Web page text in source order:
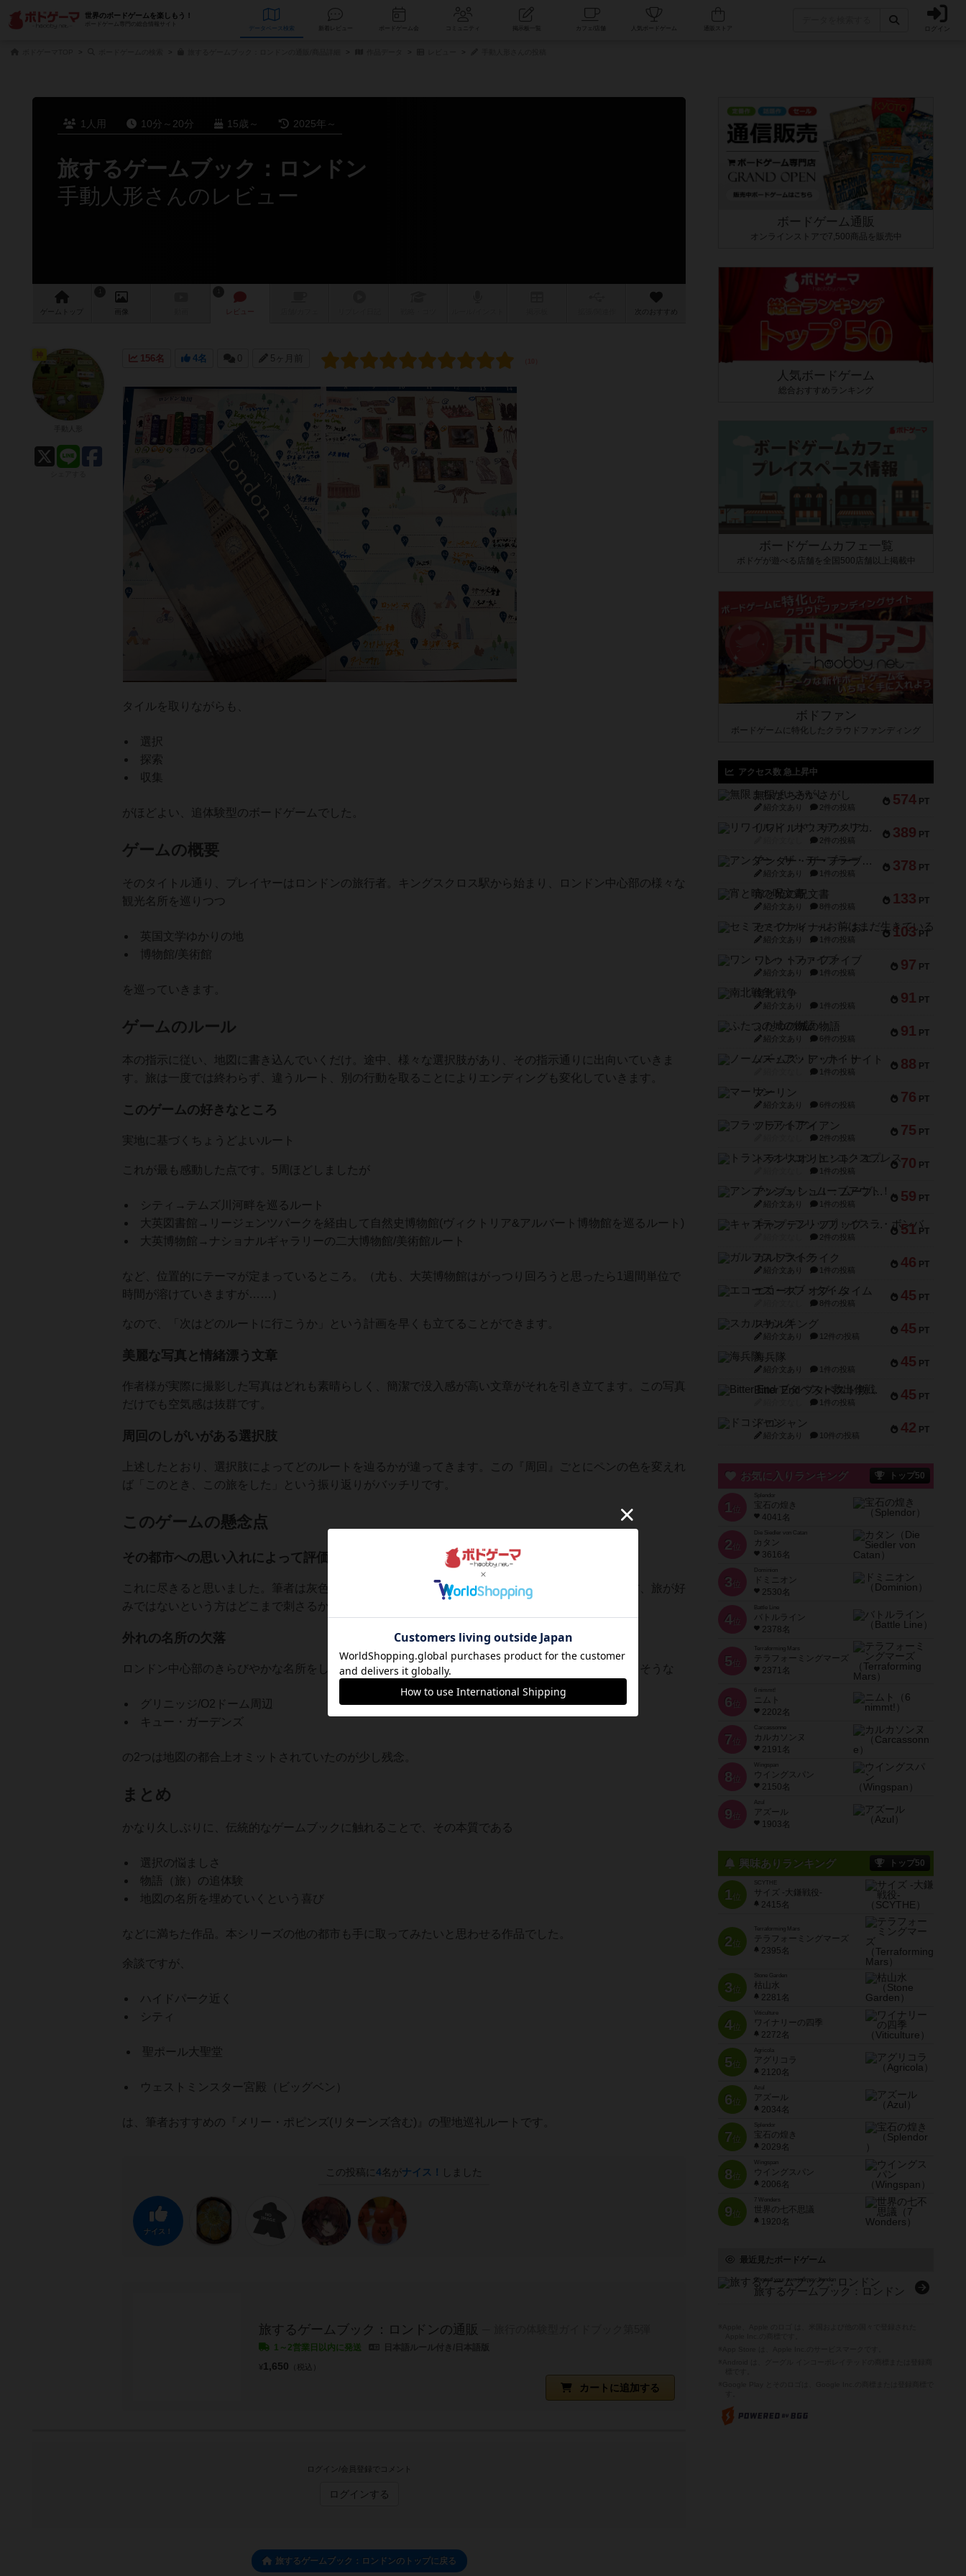
世界のボードゲームを楽しもう！
ボードゲーム専門の総合情報サイト
データベース コミュニティ 人気ボードゲーム ログイン
1人用 10分～20分 15歳～ 2025年～
旅するゲームブック：ロンドン
手動人形さんのレビュー
ゲーム 画像 レビュー 次のおすすめ
156名 4名 0 5ヶ月前
タイルを取りながらも、
選択
探索
収集
がほどよい、追体験型のボードゲームでした。
ゲームの概要
そのタイトル通り、プレイヤーはロンドンの旅行者。キングスクロス駅から始まり、ロンドン中心部の様々な
観光名所を巡りつつ
英国文学ゆかりの地
博物館/美術館
を巡っていきます。
ゲームのルール
本の指示に従い、地図に書き込んでいくだけ。途中、様々な選択肢があり、その指示通りに出向いていきま
す。旅は一度では終わらず、違うルート、別の行動を取ることによりエンディングも変化していきます。
このゲームの好きなところ
実地に基づくちょうどよいルート
これが最も感動した点です。5周ほどしましたが
シティ→テムズ川河畔を巡るルート
大英図書館→リージェンツパークを経由して自然史博物館(ヴィクトリア&アルバート博物館を巡るルート)
大英博物館→ナショナルギャラリーの二大博物館/美術館ルート
など、位置的にテーマが定まっているところ。（尤も、大英博物館はがっつり回ろうと思ったら1週間単位で
時間が溶けていきますが……）
なので、「次はどのルートに行こうか」という計画を早くも立てることができます。
美麗な写真と情緒漂う文章
作者様が実際に撮影した写真はどれも素晴らしく、簡潔で没入感が高い文章がそれを引き立てます。この写真
だけでも空気感は抜群です。
周回のしがいがある選択肢
上述したとおり、選択肢によってどのルートを辿るかが違ってきます。この『周回』ごとにペンの色を変えれ
ば「このとき、この旅をした」という振り返りがバッチリです。
このゲームの懸念点
その都市への思い入れによって評価が分かれそう
これに尽きると思いました。筆者は灰色の空気感も含めてロンドンは大好きですが、そうでもない方、旅が好
みではないという方はどこまで刺さるかが未知数です。
外れの名所の欠落
ロンドン中心部のきらびやかな名所をしっかりと記していましたが、そこに行くだけで一日を消費しそうな
グリニッジ/O2ドーム周辺
キュー・ガーデンズ
の2つは地図の都合上オミットされていたのが少し残念。
まとめ
かなり久しぶりに、伝統的なゲームブックに触れることで、その本質である
選択の悩ましさ
物語（旅）の追体験
地図の名所を埋めていくという喜び
などに満ちた作品。本シリーズの他の都市も手に取ってみたいと思わせる作品でした。
余談ですが、
ハイドパーク近く
シティ
聖ポール大聖堂
ウェストミンスター宮殿（ビッグベン）
は、筆者おすすめの『メリー・ポピンズ(リターンズ含む)』の聖地巡礼ルートです。
この投稿に 4名がナイス！ しました
ナイス！
旅するゲームブック：ロンドンの通販
1～2営業日以内に発送
カートに追加する
¥1,650 （税込）
ログイン/会員登録でコメント
ログインする
旅するゲームブック：ロンドンのトップに戻る
ボードゲーム通販
オンラインストアで7,500商品を販売中
人気ボードゲーム
総合おすすめランキング
ボードゲームカフェ一覧
ボドゲが遊べる店舗を全国500店舗以上掲載中
ボドファン
ボードゲームに特化したクラウドファンディング
アクセス数 急上昇中
574 PT
無限まちがいさがし
紹介文あり 2件の投稿
389 PT
リワイルド：サウスアメリカ
2件の投稿
378 PT
アンダー・ザ・テーブラー
紹介文あり 1件の投稿
133 PT
宵と暁の呪文書
紹介文あり 8件の投稿
103 PT
セミファイナル ～お前はまだ生きている～
紹介文あり 1件の投稿
97 PT
ワン・トゥ・ファイブ
紹介文あり 1件の投稿
91 PT
南北戦争
紹介文あり 1件の投稿
91 PT
ふたつの城の物語
紹介文あり 6件の投稿
88 PT
ノームズ・アット・ナイト
1件の投稿
76 PT
マーリン
紹介文あり 6件の投稿
75 PT
フラットアイアン
2件の投稿
70 PT
トランスオリエント・エクスプレス
1件の投稿
59 PT
アンブッシュ！：ムーブアウト！
紹介文あり 1件の投稿
51 PT
キャプテン・フリップ：イスラ・ボンバ
2件の投稿
46 PT
ガルフストライク
紹介文あり 1件の投稿
45 PT
エコーズ・オブ・タイム
8件の投稿
45 PT
スカルキング
紹介文あり 12件の投稿
45 PT
海兵隊
紹介文あり 1件の投稿
45 PT
Bitter End ブタペスト救出作戦
1件の投稿
42 PT
ドコジャン
紹介文あり 10件の投稿
お気に入りランキング トップ50
1 位
宝石の煌き
4041名
2 位
Die Siedler von Catan
カタン
3616名
3 位
ドミニオン
2530名
4位
Battle Line
バトルライン
2378名
5 位
Terraforming Mars
テラフォーミングマーズ
2371名
6 位
ニムト
2202名
7 位
Carcassonne
カルカソンヌ
2191名
8 位
Wingspan
ウイングスパン
2150名
9 位
Azul
アズール
1903名
興味ありランキング トップ50
1位
SCYTHE
サイズ -大鎌戦役-
2415名
2位
Terraforming Mars
テラフォーミングマーズ
2395名
3位
Stone Garden
枯山水
2281名
4位
Viticulture
ワイナリーの四季
2272名
5位
Agricola
アグリコラ
2120名
6位
Azul
アズール
2034名
7位
宝石の煌き
2029名
8位
Wingspan
ウイングスパン
2006名
9位
7 Wonders
世界の七不思議
1920名
最近見たボードゲーム
Choose your own journey: London
旅するゲームブック：ロンドン